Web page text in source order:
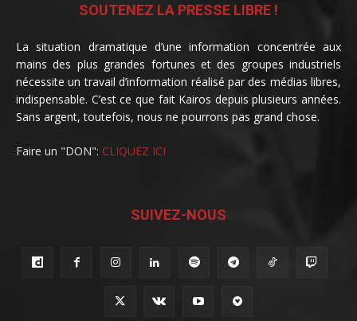
SOUTENEZ LA PRESSE LIBRE !
La situation dramatique d’une information concentrée aux
mains des plus grandes fortunes et des groupes industriels
nécessite un travail d’information réalisé par des médias libres,
indispensable. C’est ce que fait Kairos depuis plusieurs années.
Sans argent, toutefois, nous ne pourrons pas grand chose.
Faire un "DON": CLIQUEZ ICI
SUIVEZ-NOUS